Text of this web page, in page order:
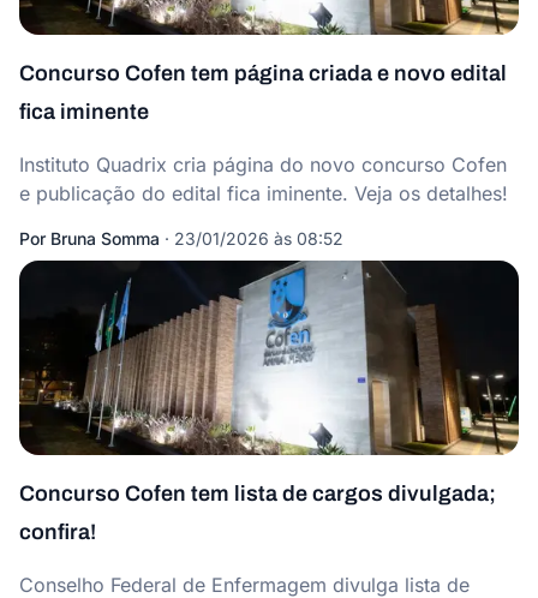
Concurso Cofen tem página criada e novo edital
fica iminente
Instituto Quadrix cria página do novo concurso Cofen
e publicação do edital fica iminente. Veja os detalhes!
Por Bruna Somma · 23/01/2026 às 08:52
Concurso Cofen tem lista de cargos divulgada;
confira!
Conselho Federal de Enfermagem divulga lista de